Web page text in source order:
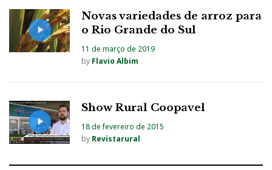
Novas variedades de arroz para
o Rio Grande do Sul
11 de março de 2019
by Flavio Albim
Show Rural Coopavel
18 de fevereiro de 2015
by Revistarural